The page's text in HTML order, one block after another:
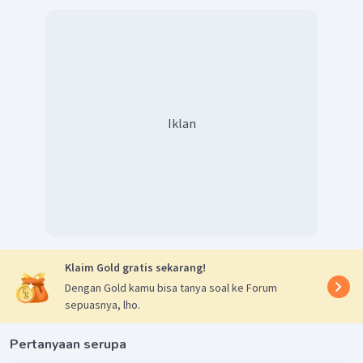
Iklan
Klaim Gold gratis sekarang!
Dengan Gold kamu bisa tanya soal ke Forum
sepuasnya, lho.
Pertanyaan serupa